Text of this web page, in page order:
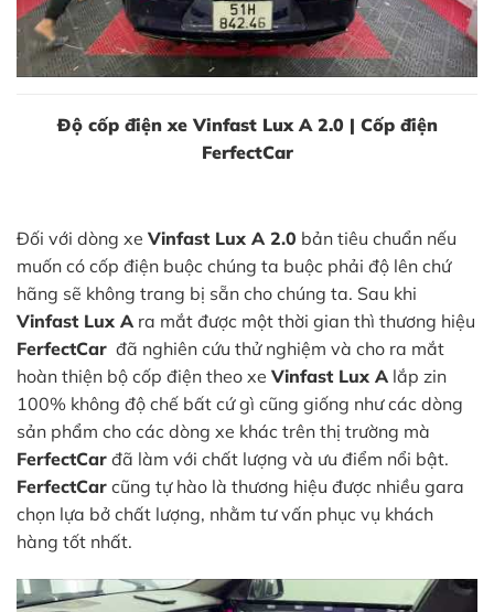
Độ cốp điện xe Vinfast Lux A 2.0 | Cốp điện
FerfectCar
Đối với dòng xe Vinfast Lux A 2.0 bản tiêu chuẩn nếu
muốn có cốp điện buộc chúng ta buộc phải độ lên chứ
hãng sẽ không trang bị sẵn cho chúng ta. Sau khi
Vinfast Lux A ra mắt được một thời gian thì thương hiệu
FerfectCar đã nghiên cứu thử nghiệm và cho ra mắt
hoàn thiện bộ cốp điện theo xe Vinfast Lux A lắp zin
100% không độ chế bất cứ gì cũng giống như các dòng
sản phẩm cho các dòng xe khác trên thị trường mà
FerfectCar đã làm với chất lượng và ưu điểm nổi bật.
FerfectCar cũng tự hào là thương hiệu được nhiều gara
chọn lựa bở chất lượng, nhằm tư vấn phục vụ khách
hàng tốt nhất.